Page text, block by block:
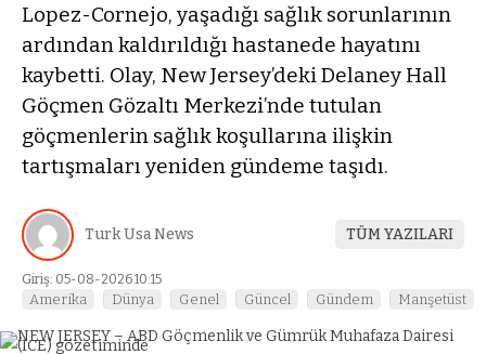
Lopez-Cornejo, yaşadığı sağlık sorunlarının
ardından kaldırıldığı hastanede hayatını
kaybetti. Olay, New Jersey’deki Delaney Hall
Göçmen Gözaltı Merkezi’nde tutulan
göçmenlerin sağlık koşullarına ilişkin
tartışmaları yeniden gündeme taşıdı.
Turk Usa News TÜM YAZILARI
Giriş: 05-08-2026 10:15
Amerika Dünya Genel Güncel Gündem Manşetüst